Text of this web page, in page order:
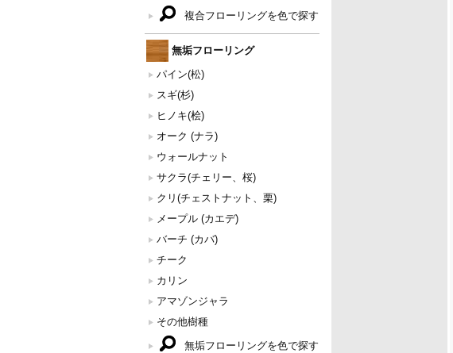
複合フローリングを色で探す
無垢フローリング
パイン(松)
スギ(杉)
ヒノキ(桧)
オーク (ナラ)
ウォールナット
サクラ(チェリー、桜)
クリ(チェストナット、栗)
メープル (カエデ)
バーチ (カバ)
チーク
カリン
アマゾンジャラ
その他樹種
無垢フローリングを色で探す